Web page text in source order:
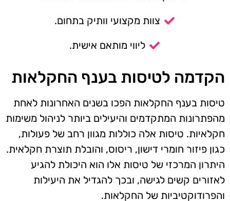
צוות מקצועי וותיק בתחום.
ליווי מותאם אישית.
הקדמה לטיסות בענף החקלאות
טיסות בענף החקלאות הפכו בשנים האחרונות לאחת
מהפתרונות המתקדמים והיעילים ביותר לניהול משימות
חקלאיות. טיסות אלה כוללות מגוון רחב של פעולות,
כגון פיזור חומרי דישון, ריסוס, והובלת תוצרת חקלאית.
היתרון המרכזי של טיסות אלו הוא היכולת להגיע
לאזורים קשים לגישה, ובכך להגדיל את היעילות
והפרודוקטיביות של החקלאות.